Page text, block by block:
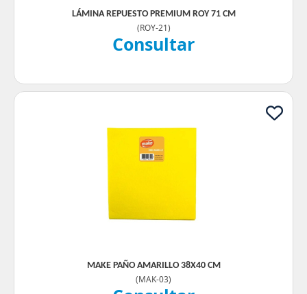
LÁMINA REPUESTO PREMIUM ROY 71 CM
(ROY-21)
Consultar
MAKE PAÑO AMARILLO 38X40 CM
(MAK-03)